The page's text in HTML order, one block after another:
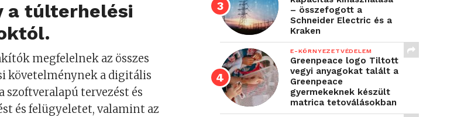
a túlterhelési
megfelelnek az összes
követelménynek a digitális
szoftveralapú tervezést és
és felügyeletet, valamint az
– összefogott a
Schneider Electric és a
Kraken
E-KÖRNYEZETVÉDELEM
Greenpeace logo Tiltott
vegyi anyagokat talált a
Greenpeace
gyermekeknek készült
matrica tetoválásokban